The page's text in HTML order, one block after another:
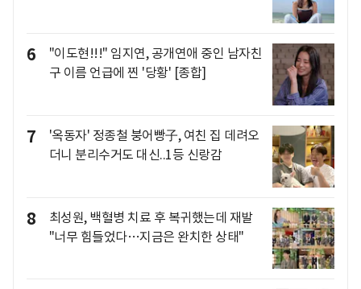
6
"이도현!!!" 임지연, 공개연애 중인 남자친
구 이름 언급에 찐 '당황' [종합]
7
'옥동자' 정종철 붕어빵子, 여친 집 데려오
더니 분리수거도 대신..1등 신랑감
8
최성원, 백혈병 치료 후 복귀했는데 재발
"너무 힘들었다…지금은 완치한 상태"